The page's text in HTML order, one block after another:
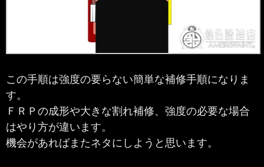
この手順は強度の要らない簡単な補修手順になりま
す。
ＦＲＰの成形や大きな割れ補修、強度の必要な場合
はやり方が違います。
機会があればまたネタにしようと思います。